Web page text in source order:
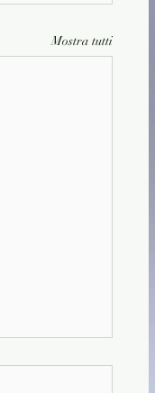
Mostra tutti